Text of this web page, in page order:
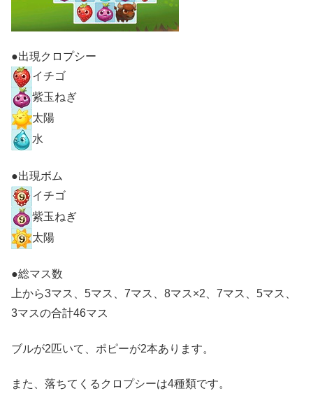
●出現クロプシー
イチゴ
紫玉ねぎ
太陽
水
●出現ボム
イチゴ
紫玉ねぎ
太陽
●総マス数
上から3マス、5マス、7マス、8マス×2、7マス、5マス、
3マスの合計46マス
ブルが2匹いて、ポピーが2本あります。
また、落ちてくるクロプシーは4種類です。